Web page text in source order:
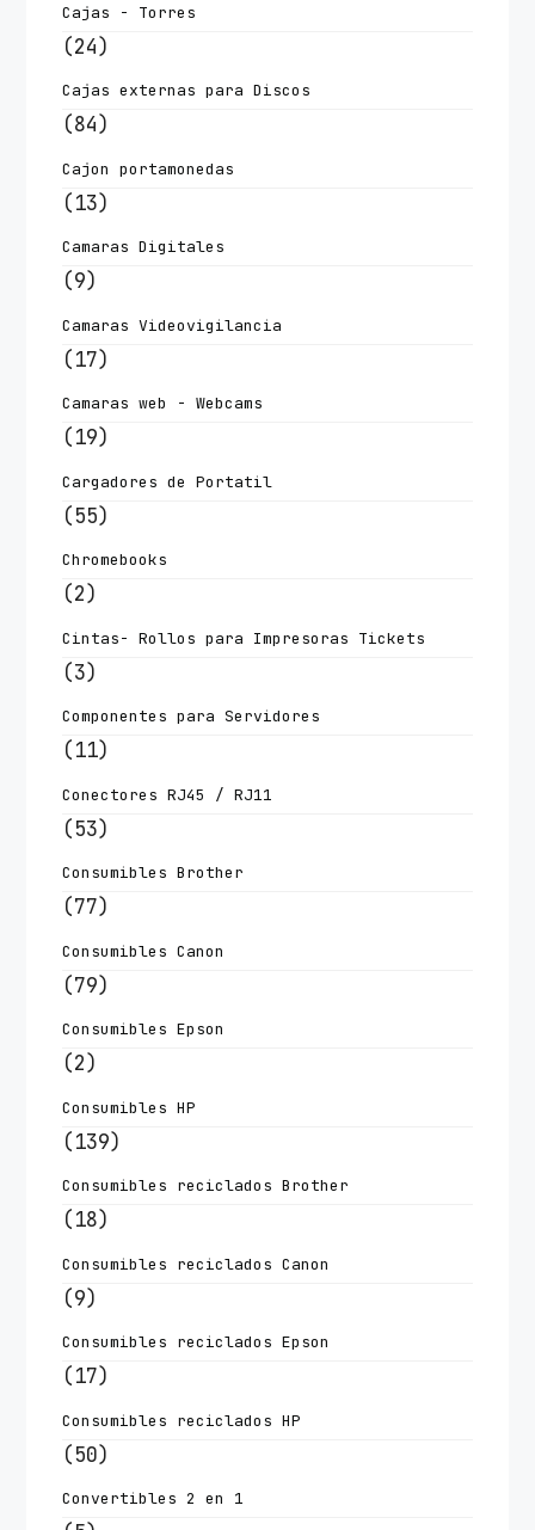
Cajas - Torres
(24)
Cajas externas para Discos
(84)
Cajon portamonedas
(13)
Camaras Digitales
(9)
Camaras Videovigilancia
(17)
Camaras web - Webcams
(19)
Cargadores de Portatil
(55)
Chromebooks
(2)
Cintas- Rollos para Impresoras Tickets
(3)
Componentes para Servidores
(11)
Conectores RJ45 / RJ11
(53)
Consumibles Brother
(77)
Consumibles Canon
(79)
Consumibles Epson
(2)
Consumibles HP
(139)
Consumibles reciclados Brother
(18)
Consumibles reciclados Canon
(9)
Consumibles reciclados Epson
(17)
Consumibles reciclados HP
(50)
Convertibles 2 en 1